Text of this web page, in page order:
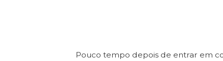
Pouco tempo depois de entrar em